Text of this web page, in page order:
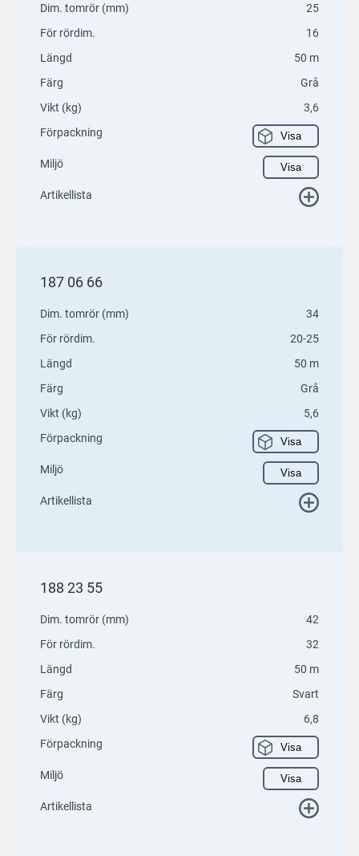
Dim. tomrör (mm)
25
För rördim.
16
Längd
50 m
Färg
Grå
Vikt (kg)
3,6
Förpackning
Visa
Miljö Visa
Artikellista
187 06 66
Dim. tomrör (mm)
34
För rördim.
20-25
Längd
50 m
Färg
Grå
Vikt (kg)
5,6
Förpackning
Visa
Miljö Visa
Artikellista
188 23 55
Dim. tomrör (mm)
42
För rördim.
32
Längd
50 m
Färg
Svart
Vikt (kg)
6,8
Förpackning
Visa
Miljö Visa
Artikellista